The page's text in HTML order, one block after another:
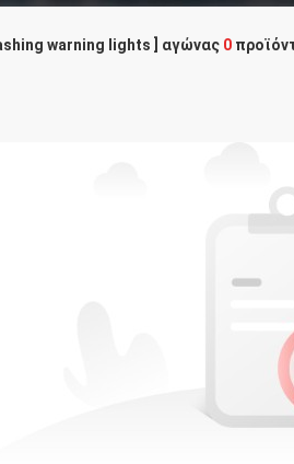
warning lights ] αγώνας 0